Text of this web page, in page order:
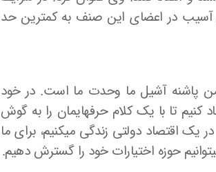
آسیب در اعضای این صنف به کمترین حد
من پاشنه آشیل ما وحدت ما است. در خود
کنیم تا با یک کلام حرفهایمان را به گوش
یک اقتصاد دولتی زندگی می­کنیم، برای ما
حوزه اختیارات خود را گسترش دهیم.